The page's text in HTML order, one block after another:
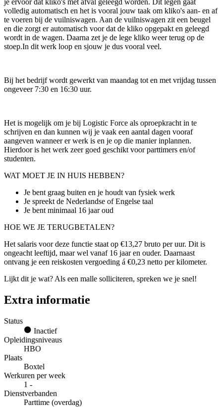
je ervoor dat kliko's met afval geleegd worden. Dit legen gaat
volledig automatisch en het is vooral jouw taak om kliko's aan- en af
te voeren bij de vuilniswagen. Aan de vuilniswagen zit een beugel
en die zorgt er automatisch voor dat de kliko opgepakt en geleegd
wordt in de wagen. Daarna zet je de lege kliko weer terug op de
stoep.In dit werk loop en sjouw je dus vooral veel.
Bij het bedrijf wordt gewerkt van maandag tot en met vrijdag tussen
ongeveer 7:30 en 16:30 uur.
Het is mogelijk om je bij Logistic Force als oproepkracht in te
schrijven en dan kunnen wij je vaak een aantal dagen vooraf
aangeven wanneer er werk is en je op die manier inplannen.
Hierdoor is het werk zeer goed geschikt voor parttimers en/of
studenten.
WAT MOET JE IN HUIS HEBBEN?
Je bent graag buiten en je houdt van fysiek werk
Je spreekt de Nederlandse of Engelse taal
Je bent minimaal 16 jaar oud
HOE WE JE TERUGBETALEN?
Het salaris voor deze functie staat op €13,27 bruto per uur. Dit is
ongeacht leeftijd, maar wel vanaf 16 jaar en ouder. Daarnaast
ontvang je een reiskosten vergoeding á €0,23 netto per kilometer.
Lijkt dit je wat? Als een malle solliciteren, spreken we je snel!
Extra informatie
Status
Inactief
Opleidingsniveaus
HBO
Plaats
Boxtel
Werkuren per week
1 -
Dienstverbanden
Parttime (overdag)